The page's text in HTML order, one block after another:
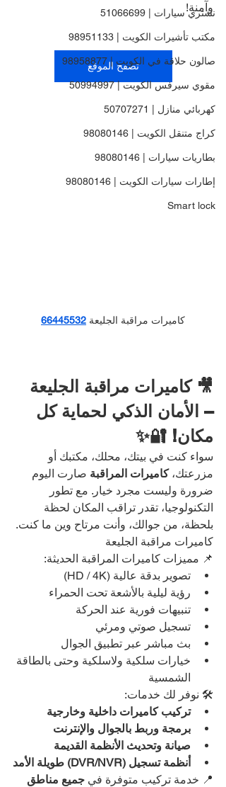
نشتري سيارات | 51066699
مكتب تأشيرات الكويت | 98951133
صالون حلاقة في الكويت | 98958877
مقوي سيرفس الكويت | 50994997
كهربائي منازل | 50707271
كراج متنقل الكويت | 98080146
بطاريات سيارات | 98080146
إطارات سيارات الكويت | 98080146
Smart lock
وآمنة!
تصفح الموقع
كاميرات مراقبة الجليعة 66445532
🎥 كاميرات مراقبة الجليعة
– الأمان الذكي لحماية كل
مكان! 🔐✨
سواء كنت في بيتك، محلك، مكتبك أو
مزرعتك، كاميرات المراقبة صارت اليوم
ضرورة وليست مجرد خيار. مع تطور
التكنولوجيا، تقدر تراقب المكان لحظة
بلحظة، من جوالك، وأنت مرتاح وين ما كنت.
كاميرات مراقبة الجليعة
📌 مميزات كاميرات المراقبة الحديثة:
تصوير بدقة عالية (HD / 4K)
رؤية ليلية بالأشعة تحت الحمراء
تنبيهات فورية عند الحركة
تسجيل صوتي ومرئي
بث مباشر عبر تطبيق الجوال
خيارات سلكية ولاسلكية وحتى بالطاقة
الشمسية
🛠️ نوفر لك خدمات:
تركيب كاميرات داخلية وخارجية
برمجة وربط بالجوال والإنترنت
صيانة وتحديث الأنظمة القديمة
أنظمة تسجيل (DVR/NVR) طويلة الأمد
📍 خدمة تركيب متوفرة في جميع مناطق